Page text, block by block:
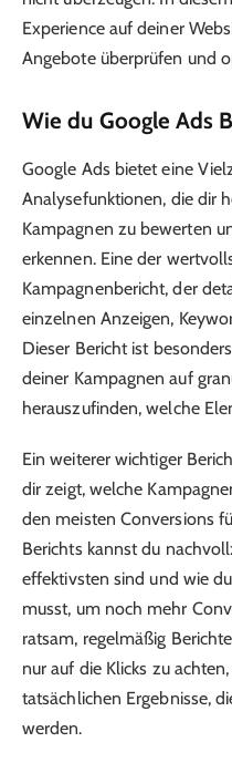
Experience auf deiner
Angebote überprüfen und
Wie du Google Ads
Google Ads bietet eine
Analysefunktionen, die dir
Kampagnen zu bewerten
erkennen. Eine der
Kampagnenbericht, der
einzelnen Anzeigen,
Dieser Bericht ist
deiner Kampagnen auf
herauszufinden, welche
Ein weiterer wichtiger
dir zeigt, welche
den meisten Conversions
Berichts kannst du
effektivsten sind und wie
musst, um noch mehr
ratsam, regelmäßig
nur auf die Klicks zu
tatsächlichen Ergebnisse,
werden.